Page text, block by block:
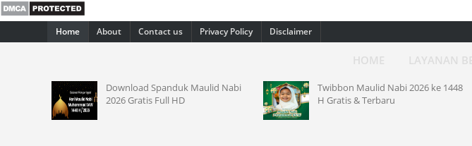
Home About Contact us Privacy Policy Disclaimer
Download Spanduk Maulid Nabi
2026 Gratis Full HD
Twibbon Maulid Nabi 2026 ke 1448
H Gratis & Terbaru